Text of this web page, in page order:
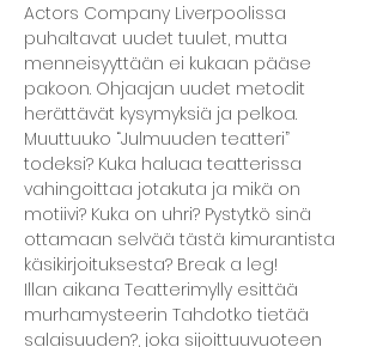
Actors Company Liverpoolissa
puhaltavat uudet tuulet, mutta
menneisyyttään ei kukaan pääse
pakoon. Ohjaajan uudet metodit
herättävät kysymyksiä ja pelkoa.
Muuttuuko “Julmuuden teatteri”
todeksi? Kuka haluaa teatterissa
vahingoittaa jotakuta ja mikä on
motiivi? Kuka on uhri? Pystytkö sinä
ottamaan selvää tästä kimurantista
käsikirjoituksesta? Break a leg!
Illan aikana Teatterimylly esittää
murhamysteerin Tahdotko tietää
salaisuuden?, joka sijoittuuvuoteen